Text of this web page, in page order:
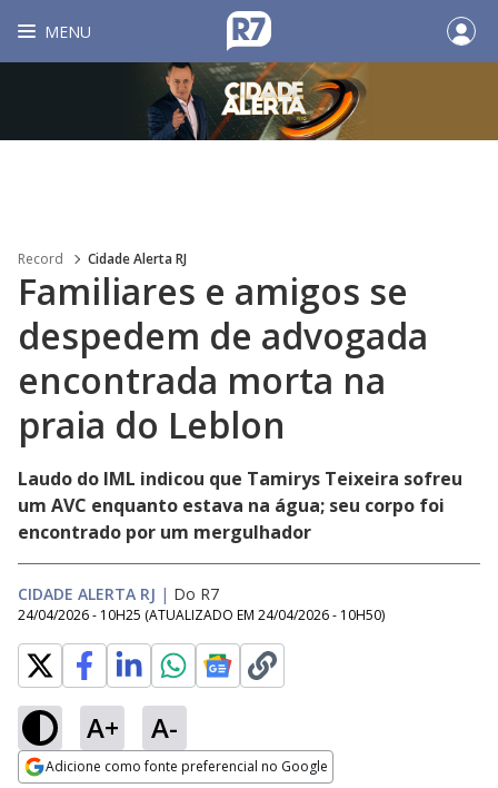
MENU
Record Cidade Alerta RJ
Familiares e amigos se
despedem de advogada
encontrada morta na
praia do Leblon
Laudo do IML indicou que Tamirys Teixeira sofreu
um AVC enquanto estava na água; seu corpo foi
encontrado por um mergulhador
CIDADE ALERTA RJ | Do R7
24/04/2026 - 10H25 (ATUALIZADO EM 24/04/2026 - 10H50)
A+ A-
Adicione como fonte preferencial no Google
Ativar
Loaded
14.51%